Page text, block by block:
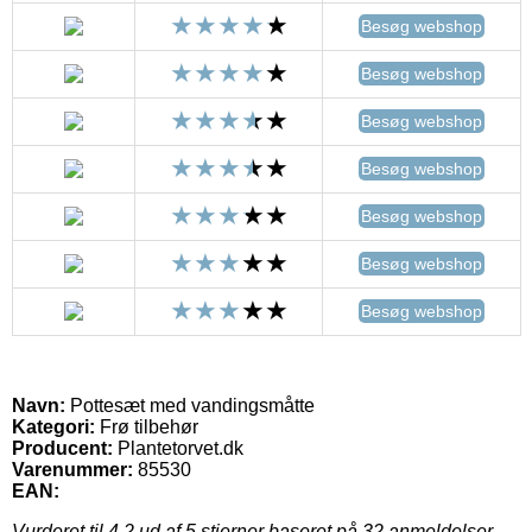
Besøg webshop
Besøg webshop
Besøg webshop
Besøg webshop
Besøg webshop
Besøg webshop
Besøg webshop
Navn: Pottesæt med vandingsmåtte
Kategori: Frø tilbehør
Producent: Plantetorvet.dk
Varenummer: 85530
EAN: